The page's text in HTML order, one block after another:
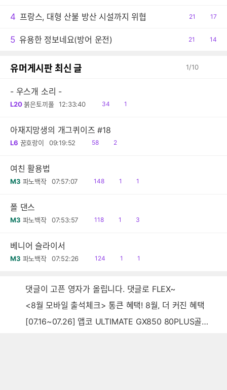
4 프랑스, 대형 산불 방산 시설까지 위협
공
21
댓
17
5 유용한 정보네요(방어 운전)
공
21
댓
14
유머게시판 최신 글 1/10
- 우스개 소리 -
L20 붉은토끼풀 12:33:40
읽
34
공1
아재지망생의 개그퀴이즈 #18
L6 꿈호랑이 09:19:52
읽
58
공
2
여친 활용법
M3 파노백작 07:57:07
읽
148
공1
댓1
폴 댄스
M3 파노백작 07:53:57
읽
118
공1
댓
3
베니어 슬라이서
M3 파노백작 07:52:26
읽
124
공1
댓1
댓글이 고픈 영자가 올립니다. 댓글로 FLEX~
<8월 모바일 출석체크> 통큰 혜택! 8월, 더 커진 혜택
[07.16~07.26] 앱코 ULTIMATE GX850 80PLUS골드 풀모듈러 ATX3.0 블랙